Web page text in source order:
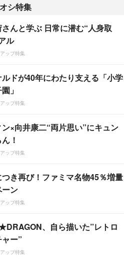
シ特集
んと学ぶ 日常に潜む“人身取
ル
ップ特集
ドが40年にわたり支える「小学
」
ップ特集
×向井康二“両片思い”にキュン
！
ップ特集
き再び！ファミマ名物45％増量
ン
ップ特集
、自ら描いた”レトロ
ー”
ップ特集